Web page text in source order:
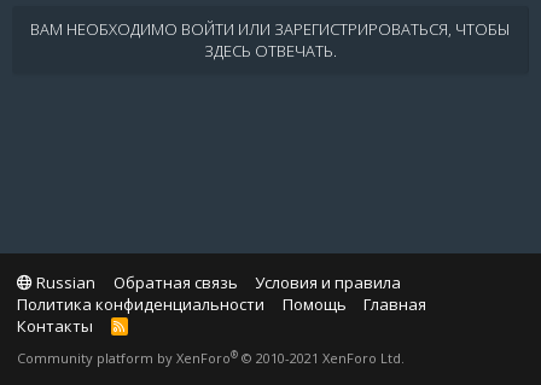
ВАМ НЕОБХОДИМО ВОЙТИ ИЛИ ЗАРЕГИСТРИРОВАТЬСЯ, ЧТОБЫ
ЗДЕСЬ ОТВЕЧАТЬ.
Russian Обратная связь
Условия и правила
Политика конфиденциальности
Помощь
Главная
Контакты
R
S
Community platform by XenForo® © 2010-2021 XenForo Ltd.